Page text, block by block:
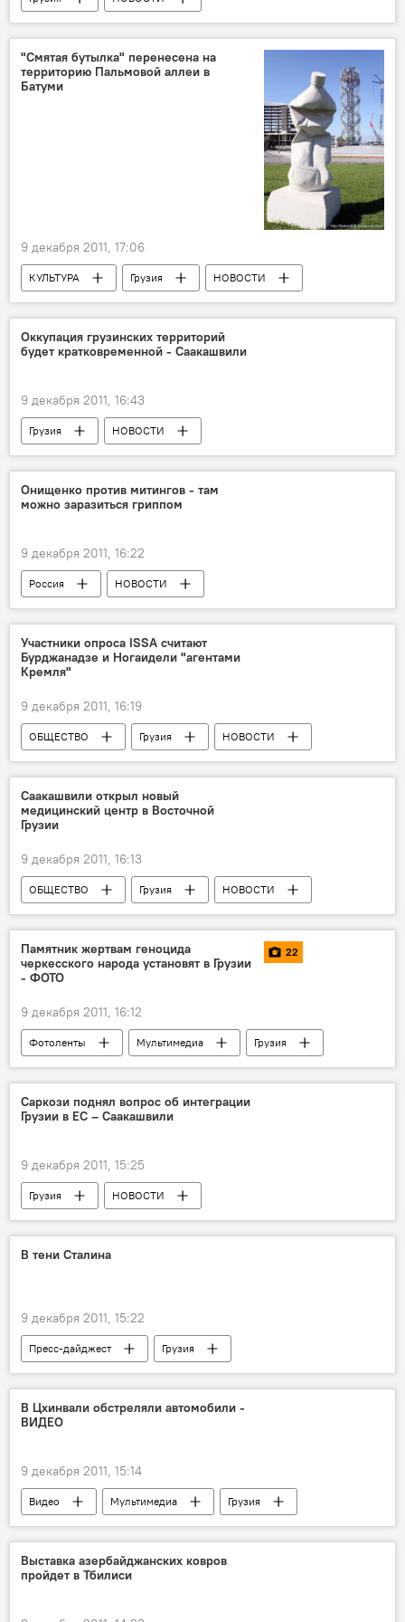
"Смятая бутылка" перенесена на
территорию Пальмовой аллеи в
Батуми
9 декабря 2011, 17:06
КУЛЬТУРА Грузия НОВОСТИ
Оккупация грузинских территорий
будет кратковременной - Саакашвили
9 декабря 2011, 16:43
Грузия НОВОСТИ
Онищенко против митингов - там
можно заразиться гриппом
9 декабря 2011, 16:22
Россия НОВОСТИ
Участники опроса ISSA считают
Бурджанадзе и Ногаидели "агентами
Кремля"
9 декабря 2011, 16:19
ОБЩЕСТВО Грузия НОВОСТИ
Саакашвили открыл новый
медицинский центр в Восточной
Грузии
9 декабря 2011, 16:13
ОБЩЕСТВО Грузия НОВОСТИ
Памятник жертвам геноцида
черкесского народа установят в Грузии
- ФОТО
22
9 декабря 2011, 16:12
Фотоленты Мультимедиа
Грузия
ОБЩЕСТВО
НОВОСТИ
Саркози поднял вопрос об интеграции
Грузии в ЕС – Саакашвили
9 декабря 2011, 15:25
Грузия НОВОСТИ
В тени Сталина
9 декабря 2011, 15:22
Пресс-дайджест
Грузия
Актуальные темы
ОБЩЕСТВО
В Цхинвали обстреляли автомобили -
ВИДЕО
9 декабря 2011, 15:14
Видео Мультимедиа
Грузия
Конфликты
НОВОСТИ
Выставка азербайджанских ковров
пройдет в Тбилиси